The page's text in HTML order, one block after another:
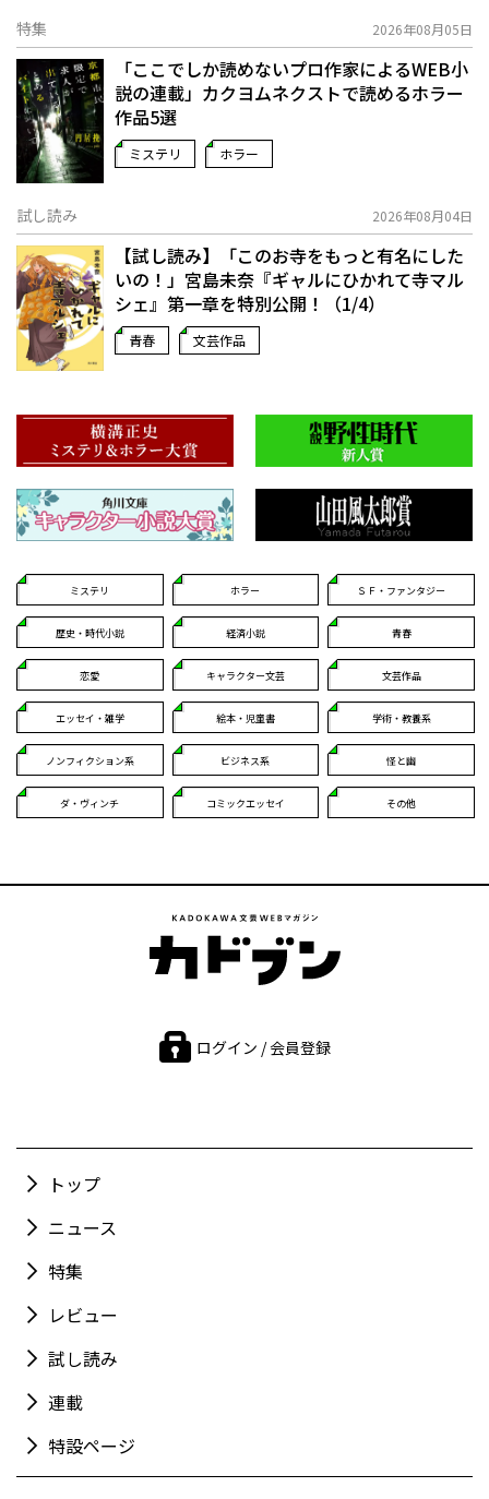
特集 2026年08月05日
「ここでしか読めないプロ作家によるWEB小
説の連載」――カクヨムネクストで読めるホラー
作品5選
ミステリ ホラー
試し読み 2026年08月04日
【試し読み】「このお寺をもっと有名にした
いの！」宮島未奈『ギャルにひかれて寺マル
シェ』第一章を特別公開！（1/4）
青春 文芸作品
ミステリ ホラー ＳＦ・ファンタジー
歴史・時代小説 経済小説 青春
恋愛 キャラクター文芸 文芸作品
エッセイ・雑学 絵本・児童書 学術・教養系
ノンフィクション系 ビジネス系 怪と幽
ダ・ヴィンチ コミックエッセイ その他
ログイン / 会員登録
トップ
ニュース
特集
レビュー
試し読み
連載
特設ページ